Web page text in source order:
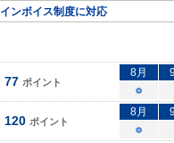
インボイス制度に対応
77 ポイント
8月
○
120 ポイント
8月
○